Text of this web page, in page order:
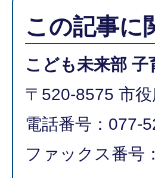
この記事に
こども未来部 子
〒520-8575 市
電話番号：077-
ファックス番号